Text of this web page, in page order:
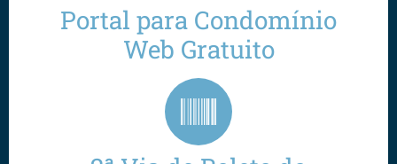
Portal para Condomínio
Web Gratuito